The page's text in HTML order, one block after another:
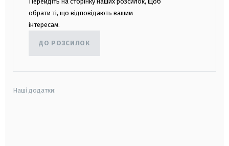
обрати ті, що відповідають вашим
інтересам.
ДО РОЗСИЛОК
Наші додатки: